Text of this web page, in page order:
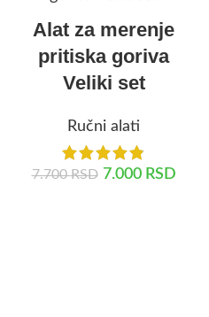
Alat za merenje
pritiska goriva
Veliki set
Ručni alati
7.700RSD 7.000 RSD